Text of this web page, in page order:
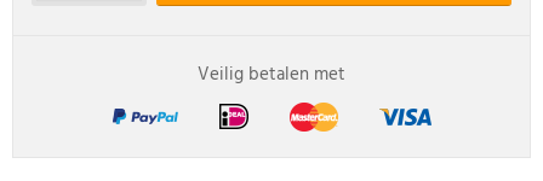
Veilig betalen met